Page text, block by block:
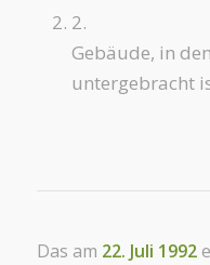
2.
Gebäude, in
untergebracht
Das am 22. Juli 1992